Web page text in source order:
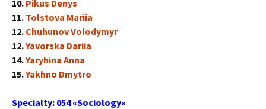
10. Pikus Denys
11. Tolstova Mariia
12. Chuhunov Volodymyr
12.Yavorska Dariia
14.Yaryhina Anna
15.Yakhno Dmytro
Specialty: 054 «Sociology»